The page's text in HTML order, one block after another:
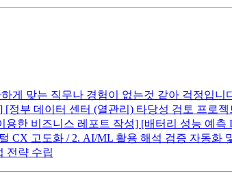
게 맞는 직무나 경험이 없는것 같아 걱정입
부 데이터 센터 (열관리) 타당성 검토 프로
용한 비즈니스 레포트 작성] [배터리 성능 예
CX 고도화 / 2. AI/ML 활용 해석 검증 자동화
전략 수립